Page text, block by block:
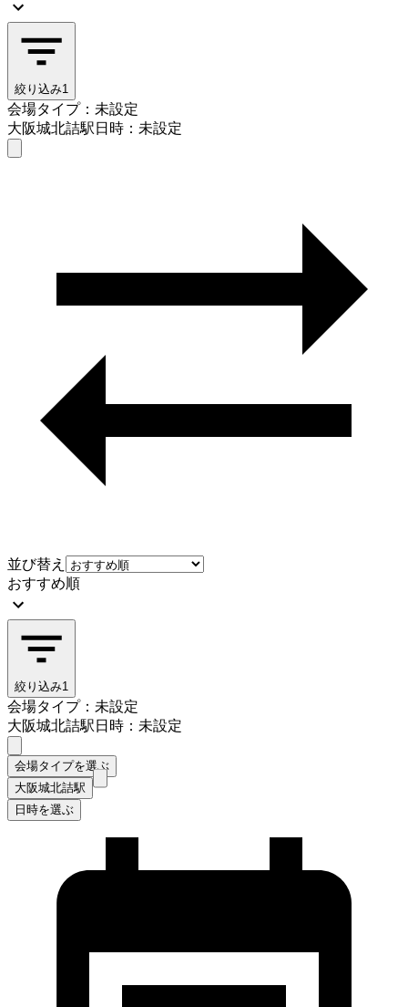
絞り込み1
会場タイプ：未設定
大阪城北詰駅日時：未設定
並び替え
おすすめ順
絞り込み1
会場タイプ：未設定
大阪城北詰駅日時：未設定
会場タイプを選ぶ
大阪城北詰駅
日時を選ぶ